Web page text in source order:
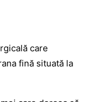
care
fină situată la